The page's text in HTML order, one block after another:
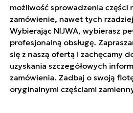
możliwość sprowadzenia części
zamówienie, nawet tych
Wybierając NIJWA, wybierasz
profesjonalną obsługę.
się z naszą ofertą i zachęcamy
uzyskania szczegółowych
zamówienia. Zadbaj o swoją
oryginalnymi częściami